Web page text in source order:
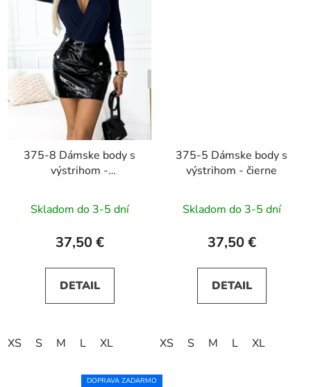
375-8 Dámske body s
výstrihom -
Skladom do 3-5 dní
37,50 €
DETAIL
XS S M L XL
375-5 Dámske body s
výstrihom - čierne
Skladom do 3-5 dní
37,50 €
DETAIL
XS S M L XL
DOPRAVA ZADARMO